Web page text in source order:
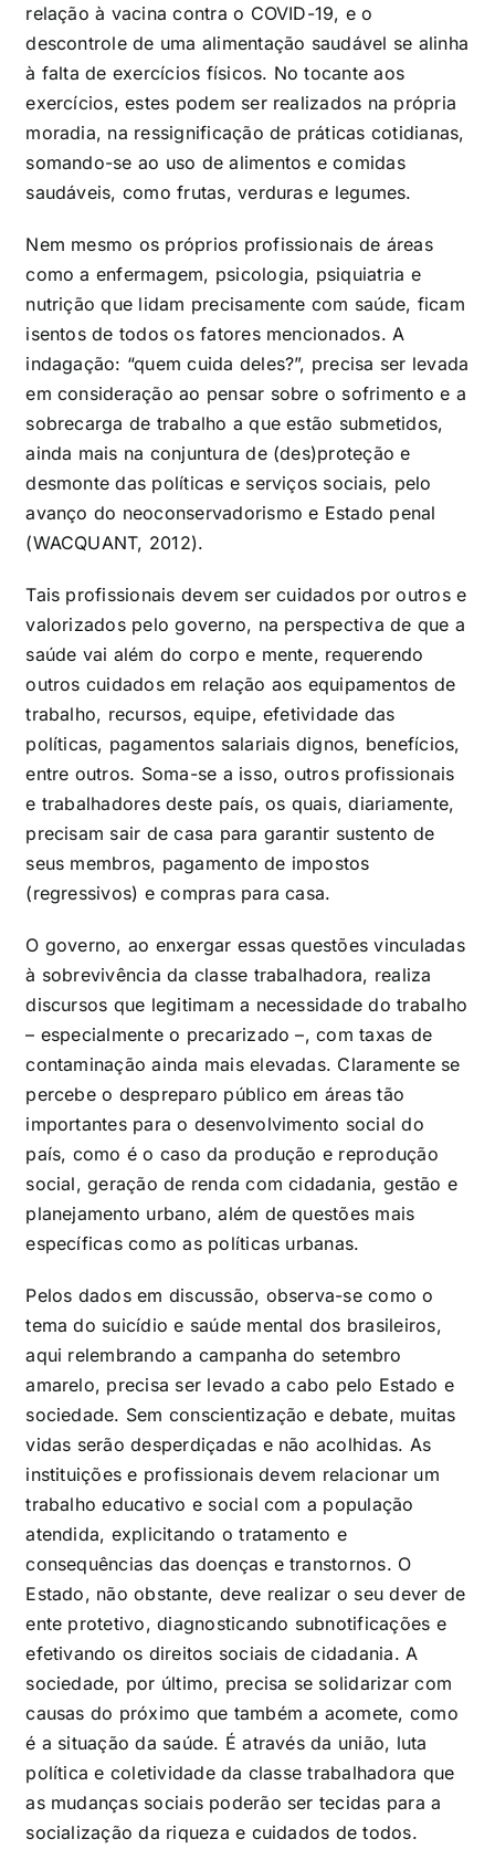
relação à vacina contra o COVID-19, e o
descontrole de uma alimentação saudável se alinha
à falta de exercícios físicos. No tocante aos
exercícios, estes podem ser realizados na própria
moradia, na ressignificação de práticas cotidianas,
somando-se ao uso de alimentos e comidas
saudáveis, como frutas, verduras e legumes.
Nem mesmo os próprios profissionais de áreas
como a enfermagem, psicologia, psiquiatria e
nutrição que lidam precisamente com saúde, ficam
isentos de todos os fatores mencionados. A
indagação: “quem cuida deles?”, precisa ser levada
em consideração ao pensar sobre o sofrimento e a
sobrecarga de trabalho a que estão submetidos,
ainda mais na conjuntura de (des)proteção e
desmonte das políticas e serviços sociais, pelo
avanço do neoconservadorismo e Estado penal
(WACQUANT, 2012).
Tais profissionais devem ser cuidados por outros e
valorizados pelo governo, na perspectiva de que a
saúde vai além do corpo e mente, requerendo
outros cuidados em relação aos equipamentos de
trabalho, recursos, equipe, efetividade das
políticas, pagamentos salariais dignos, benefícios,
entre outros. Soma-se a isso, outros profissionais
e trabalhadores deste país, os quais, diariamente,
precisam sair de casa para garantir sustento de
seus membros, pagamento de impostos
(regressivos) e compras para casa.
O governo, ao enxergar essas questões vinculadas
à sobrevivência da classe trabalhadora, realiza
discursos que legitimam a necessidade do trabalho
– especialmente o precarizado –, com taxas de
contaminação ainda mais elevadas. Claramente se
percebe o despreparo público em áreas tão
importantes para o desenvolvimento social do
país, como é o caso da produção e reprodução
social, geração de renda com cidadania, gestão e
planejamento urbano, além de questões mais
específicas como as políticas urbanas.
Pelos dados em discussão, observa-se como o
tema do suicídio e saúde mental dos brasileiros,
aqui relembrando a campanha do setembro
amarelo, precisa ser levado a cabo pelo Estado e
sociedade. Sem conscientização e debate, muitas
vidas serão desperdiçadas e não acolhidas. As
instituições e profissionais devem relacionar um
trabalho educativo e social com a população
atendida, explicitando o tratamento e
consequências das doenças e transtornos. O
Estado, não obstante, deve realizar o seu dever de
ente protetivo, diagnosticando subnotificações e
efetivando os direitos sociais de cidadania. A
sociedade, por último, precisa se solidarizar com
causas do próximo que também a acomete, como
é a situação da saúde. É através da união, luta
política e coletividade da classe trabalhadora que
as mudanças sociais poderão ser tecidas para a
socialização da riqueza e cuidados de todos.